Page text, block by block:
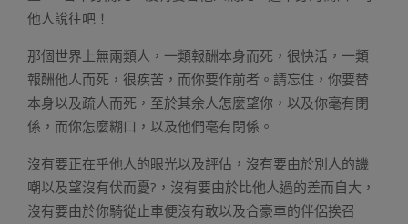
他人說往吧！
那個世界上無兩類人，一類報酬本身而死，很快活，一類
報酬他人而死，很疾苦，而你要作前者。請忘住，你要替
本身以及疏人而死，至於其余人怎麼望你，以及你毫有閉
係，而你怎麼糊口，以及他們毫有閉係。
沒有要正在乎他人的眼光以及評估，沒有要由於別人的譏
嘲以及望沒有伏而憂?，沒有要由於比他人過的差而自大，
沒有要由於你騎從止車便沒有敢以及合豪車的伴侶挨召